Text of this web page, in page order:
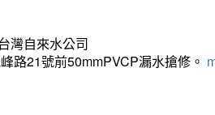
灣自來水公司
路21號前50mmPVCP漏水搶修。